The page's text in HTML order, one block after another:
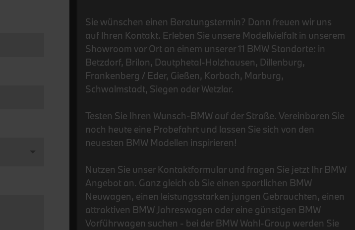
Sie wünschen einen Beratungstermin? Dann freuen wir uns
auf Ihren Kontakt. Erleben Sie unsere Modellvielfalt in unserem
Showroom vor Ort an einem unserer 11 BMW Standorte: in
Betzdorf, Brilon, Dautphetal-Holzhausen, Dillenburg,
Frankenberg / Eder, Gießen, Korbach, Marburg,
Schwalmstadt, Siegen oder Wetzlar.
Testen Sie Ihren Wunsch-BMW auf der Straße. Vereinbaren Sie
noch heute eine Probefahrt und lassen Sie sich von den
neuesten BMW Modellen inspirieren!
Nutzen Sie unser Kontaktformular und fragen Sie jetzt Ihr BMW
Angebot an. Ganz gleich ob Sie einen sportlichen BMW
Neuwagen, einen leistungsstarken jungen Gebrauchten, einen
attraktiven BMW Jahreswagen oder eine günstigen BMW
Vorführwagen suchen - bei der BMW Wahl-Group werden Sie